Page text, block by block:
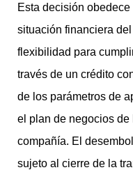
Esta decisión
situación financiera
flexibilidad para
través de un crédito
de los parámetros de
el plan de negocios de
compañía. El
sujeto al cierre de la